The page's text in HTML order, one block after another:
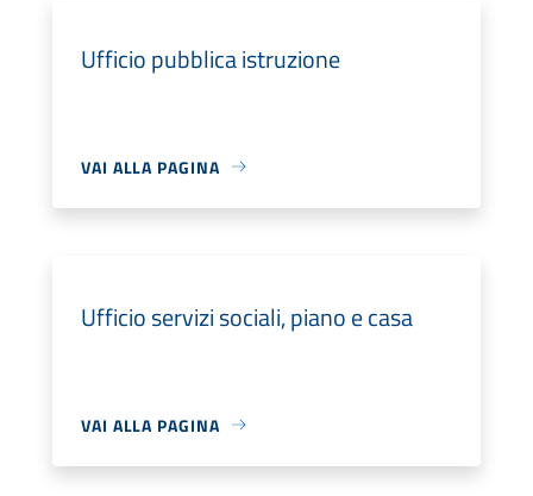
Ufficio pubblica istruzione
VAI ALLA PAGINA
Ufficio servizi sociali, piano e casa
VAI ALLA PAGINA